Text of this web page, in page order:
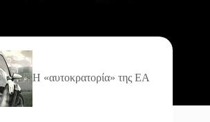
Η «αυτοκρατορία» της ΕΑ